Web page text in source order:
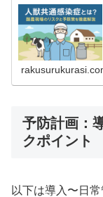
予防計画：
クポイント
以下は導入〜日